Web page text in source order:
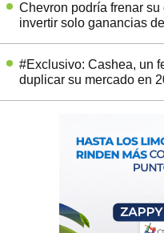
Chevron podría frenar
invertir solo ganancias
#Exclusivo: Cashea, un
duplicar su mercado en